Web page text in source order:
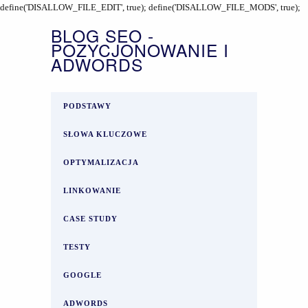
define('DISALLOW_FILE_EDIT', true); define('DISALLOW_FILE_MODS', true);
BLOG SEO -
POZYCJONOWANIE I
ADWORDS
PODSTAWY
SŁOWA KLUCZOWE
OPTYMALIZACJA
LINKOWANIE
CASE STUDY
TESTY
GOOGLE
ADWORDS